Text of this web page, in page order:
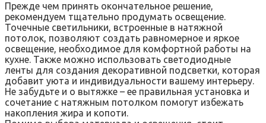
Прежде чем принять окончательное решение,
рекомендуем тщательно продумать освещение.
Точечные светильники, встроенные в натяжной
потолок, позволяют создать равномерное и яркое
освещение, необходимое для комфортной работы на
кухне. Также можно использовать светодиодные
ленты для создания декоративной подсветки, которая
добавит уюта и индивидуальности вашему интерьеру.
Не забудьте и о вытяжке – ее правильная установка и
сочетание с натяжным потолком помогут избежать
накопления жира и копоти.